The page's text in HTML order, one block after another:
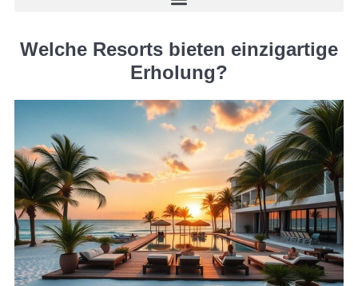
Welche Resorts bieten einzigartige
Erholung?